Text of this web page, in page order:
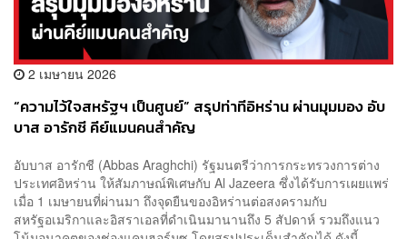
2 เมษายน 2026
“ความไว้ใจสหรัฐฯ เป็นศูนย์” สรุปท่าทีอิหร่าน ผ่านมุมมอง อับ
บาส อารักชี คีย์แมนคนสำคัญ
อับบาส อารักชี (Abbas Araghchi) รัฐมนตรีว่าการกระทรวงการต่าง
ประเทศอิหร่าน ให้สัมภาษณ์พิเศษกับ Al Jazeera ซึ่งได้รับการเผยแพร่
เมื่อ 1 เมษายนที่ผ่านมา ถึงจุดยืนของอิหร่านต่อสงครามกับ
สหรัฐอเมริกาและอิสราเอลที่ดำเนินมานานถึง 5 สัปดาห์ รวมถึงแนว